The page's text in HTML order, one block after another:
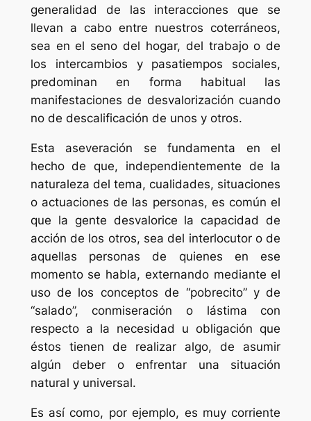
generalidad de las interacciones que se
llevan a cabo entre nuestros coterráneos,
sea en el seno del hogar, del trabajo o de
los intercambios y pasatiempos sociales,
predominan en forma habitual las
manifestaciones de desvalorización cuando
no de descalificación de unos y otros.
Esta aseveración se fundamenta en el
hecho de que, independientemente de la
naturaleza del tema, cualidades, situaciones
o actuaciones de las personas, es común el
que la gente desvalorice la capacidad de
acción de los otros, sea del interlocutor o de
aquellas personas de quienes en ese
momento se habla, externando mediante el
uso de los conceptos de “pobrecito” y de
“salado”, conmiseración o lástima con
respecto a la necesidad u obligación que
éstos tienen de realizar algo, de asumir
algún deber o enfrentar una situación
natural y universal.
Es así como, por ejemplo, es muy corriente